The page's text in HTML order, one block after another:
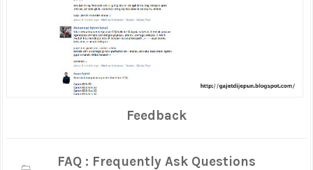
Feedback
FAQ : Frequently Ask Questions